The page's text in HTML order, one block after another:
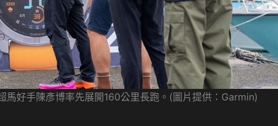
馬好手陳彥博率先展開160公里長跑。(圖片提供：Garmin)